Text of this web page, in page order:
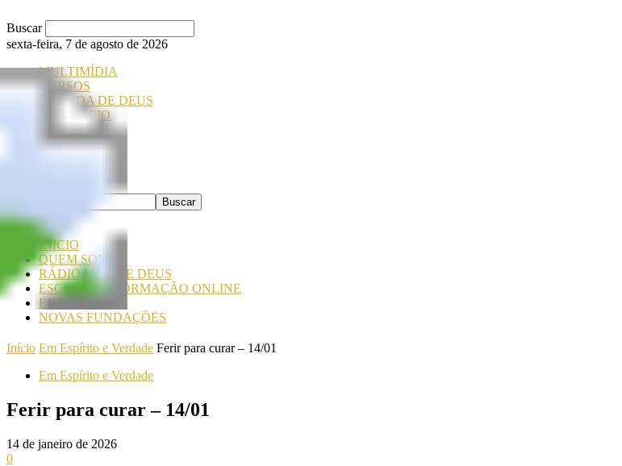
Buscar
sexta-feira, 7 de agosto de 2026
MULTIMÍDIA
CURSOS
AGENDA DE DEUS
SEJA SÓCIO
SEJA OÁSIS
CONTATO
INICIO
QUEM SOMOS
RÁDIO MÃE DE DEUS
ESCOLA DE FORMAÇÃO ONLINE
ENSINOS
NOVAS FUNDAÇÕES
Início Em Espírito e Verdade Ferir para curar – 14/01
Em Espírito e Verdade
Ferir para curar – 14/01
14 de janeiro de 2026
0